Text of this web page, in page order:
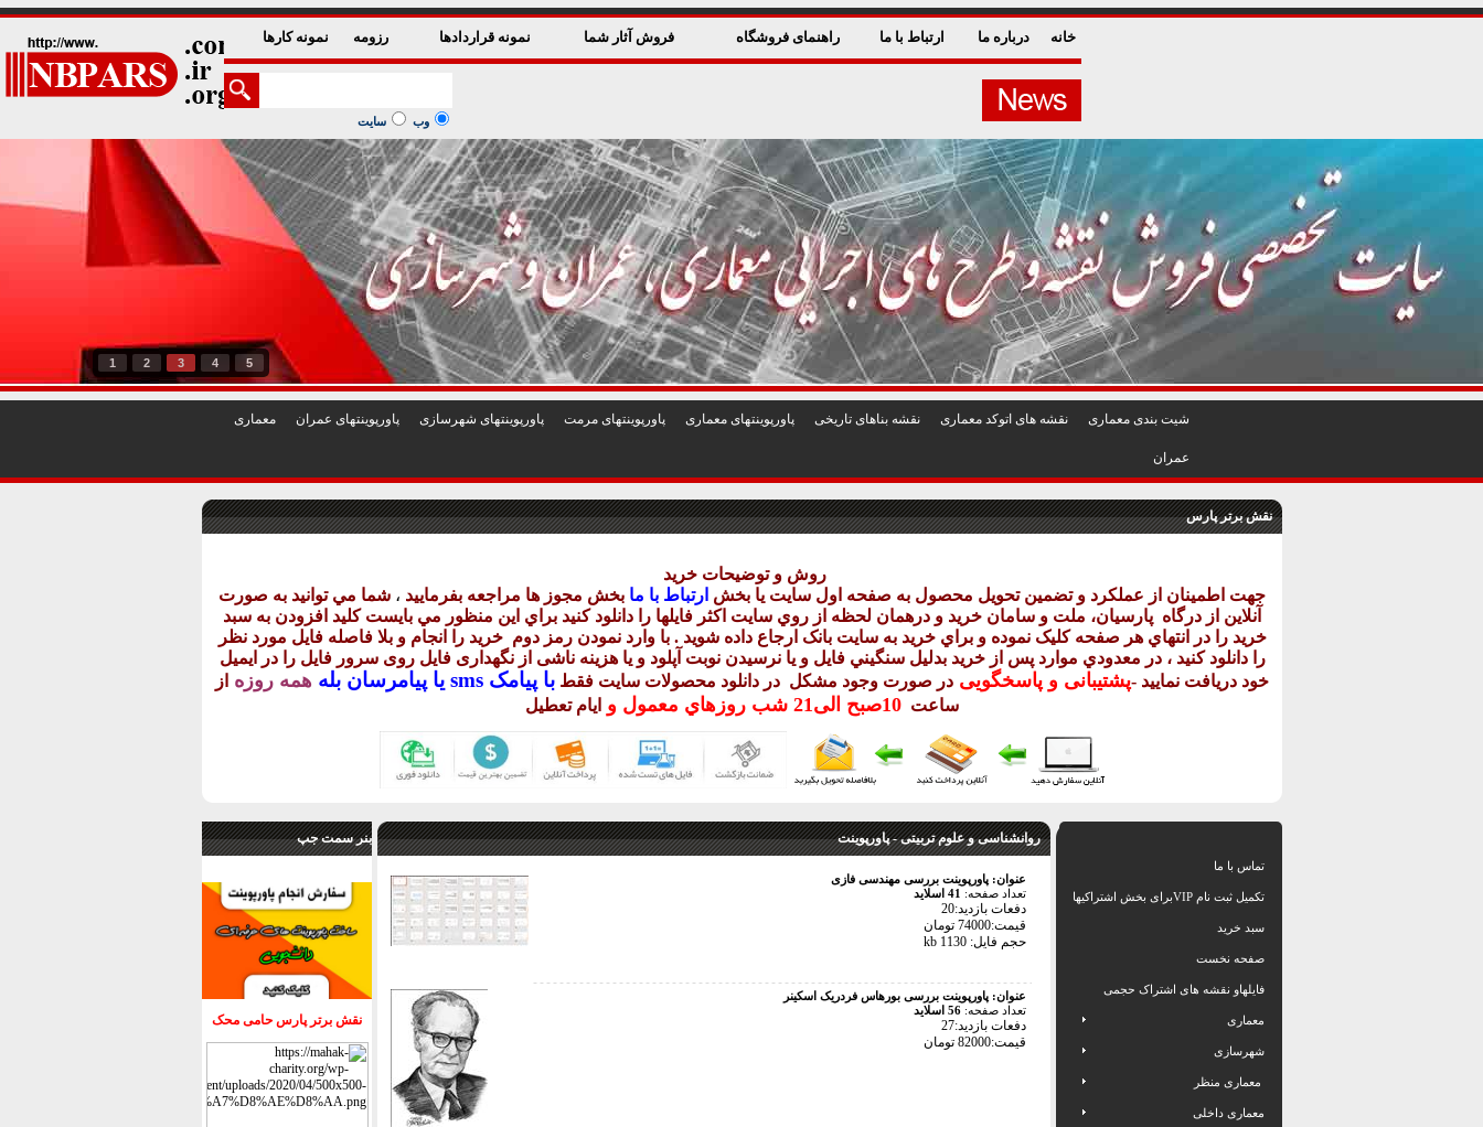
خانه درباره ما ارتباط با ما راهنمای فروشگاه فروش آثار شما نمونه قراردادها رزومه نمونه کارها
وب سایت
1 2 3 4 5
شيت بندی معماری نقشه های اتوکد معماری نقشه بناهای تاريخی پاورپوينتهای معماری پاورپوينتهای مرمت پاورپوينتهای شهرسازی پاورپوينتهای عمران معماری
عمران
نقش برتر پارس
روش و توضيحات خريد
جهت اطمينان از عملکرد و تضمين تحويل محصول به صفحه اول سايت يا بخش ارتباط با ما بخش مجوز ها مراجعه بفرماييد ، شما مي توانيد به صورت
آنلاين از درگاه پارسيان، ملت و سامان خريد و درهمان لحظه از روي سايت اکثر فايلها را دانلود کنيد براي اين منظور مي بايست کليد افزودن به سبد
خريد را در انتهاي هر صفحه کليک نموده و براي خريد به سايت بانک ارجاع داده شويد . با وارد نمودن رمز دوم خريد را انجام و بلا فاصله فايل مورد نظر
را دانلود کنيد ، در معدودي موارد پس از خريد بدليل سنگيني فايل و يا نرسيدن نوبت آپلود و يا هزينه ناشی از نگهداری فايل روی سرور فايل را در ايميل
خود دريافت نماييد -پشتيبانی و پاسخگويی در صورت وجود مشکل در دانلود محصولات سايت فقط با پيامک sms يا پيامرسان بله همه روزه از
ساعت 10صبح الی21 شب روزهاي معمول و ايام تعطيل
بنر سمت جپ
نقش برتر پارس حامی محک
روانشناسی و علوم تربیتی - پاورپوینت
عنوان: پاورپوینت بررسی مهندسی فازی
تعداد صفحه: 41 اسلاید
دفعات بازدید:20
قیمت:74000 تومان
حجم فایل: 1130 kb
عنوان: پاورپوینت بررسی بورهاس فردریک اسکینر
تعداد صفحه: 56 اسلاید
دفعات بازدید:27
قیمت:82000 تومان
تماس با ما
تکمیل ثبت نام VIPبرای بخش اشتراکیها
سبد خرید
صفحه نخست
فایلهاو نقشه های اشتراک حجمی
معماری
شهرسازی
معماری منظر
معماری داخلی